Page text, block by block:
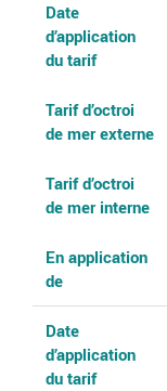
Date
d’application
du tarif
Tarif d’octroi
de mer externe
Tarif d’octroi
de mer interne
En application
de
Date
d’application
du tarif